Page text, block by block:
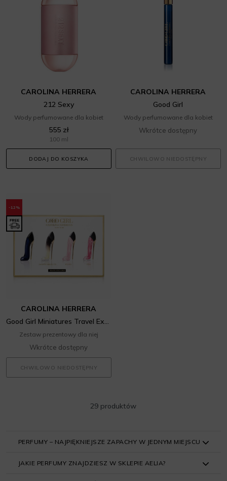
CAROLINA HERRERA
212 Sexy
Wody perfumowane dla kobiet
555 zł
100 ml
DODAJ DO KOSZYKA
CAROLINA HERRERA
Good Girl
Wody perfumowane dla kobiet
Wkrótce dostępny
CHWILOWO NIEDOSTĘPNY
-12%
CAROLINA HERRERA
Good Girl Miniatures Travel Exclusive Set
Zestaw prezentowy dla niej
Wkrótce dostępny
CHWILOWO NIEDOSTĘPNY
29 produktów
PERFUMY – NAJPIĘKNIEJSZE ZAPACHY W JEDNYM MIEJSCU
Najsłynniejsze marki, ulubione klasyki i zupełnie nowe
JAKIE PERFUMY ZNAJDZIESZ W SKLEPIE AELIA?